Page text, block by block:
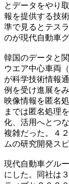
とデータをやり
報を提供する技
準で見るとテス
のが現代自動車
韓国のデータと
ウエア中心車両
が科学技術情報
例を受け進展を
映像情報を匿名
までは匿名処理
化、活用へとつ
複雑だった。４
ムの研究開発ス
現代自動車グル
にした。同社は